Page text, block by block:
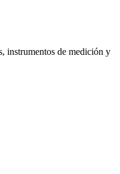
instrumentos de medición y